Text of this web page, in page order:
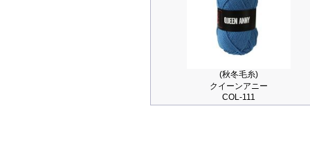
(秋冬毛糸)
クイーンアニー
COL-111